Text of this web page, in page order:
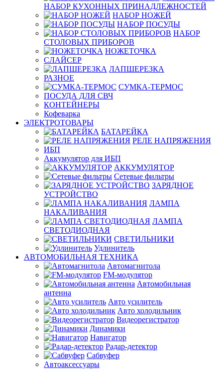
НАБОР КУХОННЫХ ПРИНАДЛЕЖНОСТЕЙ
НАБОР НОЖЕЙ
НАБОР ПОСУДЫ
НАБОР
СТОЛОВЫХ ПРИБОРОВ
НОЖЕТОЧКА
СЛАЙСЕР
ЛАПШЕРЕЗКА
РАЗНОЕ
СУМКА-ТЕРМОС
ПОСУДА ДЛЯ СВЧ
КОНТЕЙНЕРЫ
Кофеварка
ЭЛЕКТРОТОВАРЫ
БАТАРЕЙКА
РЕЛЕ НАПРЯЖЕНИЯ
ИБП
Аккумулятор для ИБП
АККУМУЛЯТОР
Сетевые фильтры
ЗАРЯДНОЕ
УСТРОЙСТВО
ЛАМПА
НАКАЛИВАНИЯ
ЛАМПА
СВЕТОДИОДНАЯ
СВЕТИЛЬНИКИ
Удлинитель
АВТОМОБИЛЬНАЯ ТЕХНИКА
Автомагнитола
FM-модулятор
Автомобильная
антенна
Авто усилитель
Авто холодильник
Видеорегистратор
Динамики
Навигатор
Радар-детектор
Сабвуфер
Автоаксессуары